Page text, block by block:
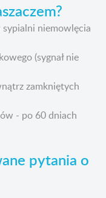
niemowlęcia
(sygnał nie
zamkniętych
- po 60 dniach
pytania o